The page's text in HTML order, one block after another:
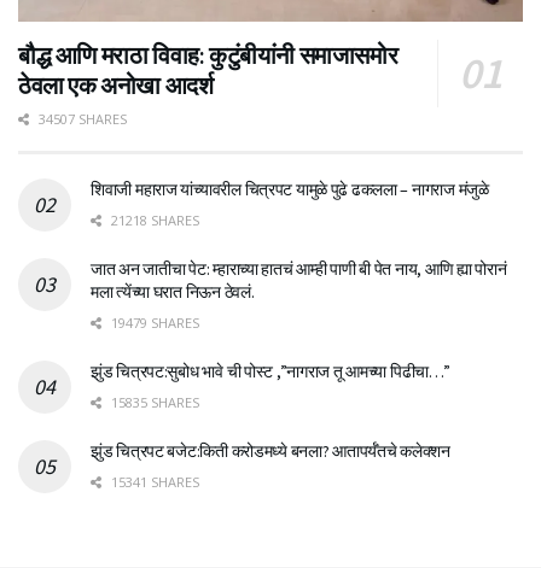
बौद्ध आणि मराठा विवाह: कुटुंबीयांनी समाजासमोर
ठेवला एक अनोखा आदर्श
34507 SHARES
शिवाजी महाराज यांच्यावरील चित्रपट यामुळे पुढे ढकलला – नागराज मंजुळे
21218 SHARES
जात अन जातीचा पेट: म्हाराच्या हातचं आम्ही पाणी बी पेत नाय, आणि ह्या पोरानं
मला त्येंच्या घरात निऊन ठेवलं.
19479 SHARES
झुंड चित्रपट:सुबोध भावे ची पोस्ट ,”नागराज तू आमच्या पिढीचा…”
15835 SHARES
झुंड चित्रपट बजेट:किती करोडमध्ये बनला? आतापर्यँतचे कलेक्शन
15341 SHARES